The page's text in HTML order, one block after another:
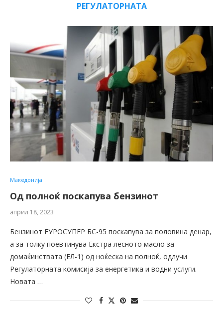
РЕГУЛАТОРНАТА
Македонија
Од полноќ поскапува бензинот
април 18, 2023
Бензинот ЕУРОСУПЕР БС-95 поскапува за половина денар,
а за толку поевтинува Екстра лесното масло за
домаќинствата (ЕЛ-1) од ноќеска на полноќ, одлучи
Регулаторната комисија за енергетика и водни услуги.
Новата …